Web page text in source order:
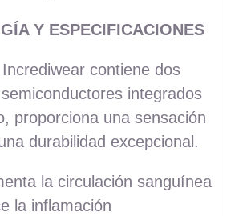
Y ESPECIFICACIONES
contiene dos
integrados
proporciona una sensación
durabilidad excepcional.
la circulación sanguínea
la inflamación